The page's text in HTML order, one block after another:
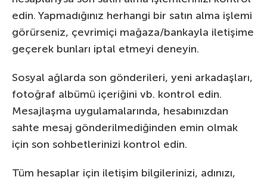
edin. Yapmadığınız herhangi bir satın alma işlemi
görürseniz, çevrimiçi mağaza/bankayla iletişime
geçerek bunları iptal etmeyi deneyin.
Sosyal ağlarda son gönderileri, yeni arkadaşları,
fotoğraf albümü içeriğini vb. kontrol edin.
Mesajlaşma uygulamalarında, hesabınızdan
sahte mesaj gönderilmediğinden emin olmak
için son sohbetlerinizi kontrol edin.
Tüm hesaplar için iletişim bilgilerinizi, adınızı,